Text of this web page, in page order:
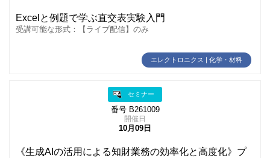
Excelと例題で学ぶ直交表実験入門
受講可能な形式：【ライブ配信】のみ
エレクトロニクス | 化学・材料
セミナー
番号 B261009
開催日
10月09日
《生成AIの活用による知財業務の効率化と高度化》プ